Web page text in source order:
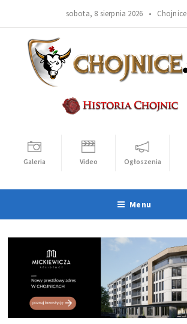
sobota, 8 sierpnia 2026 • Chojnice
Galeria Video Ogłoszenia
Menu